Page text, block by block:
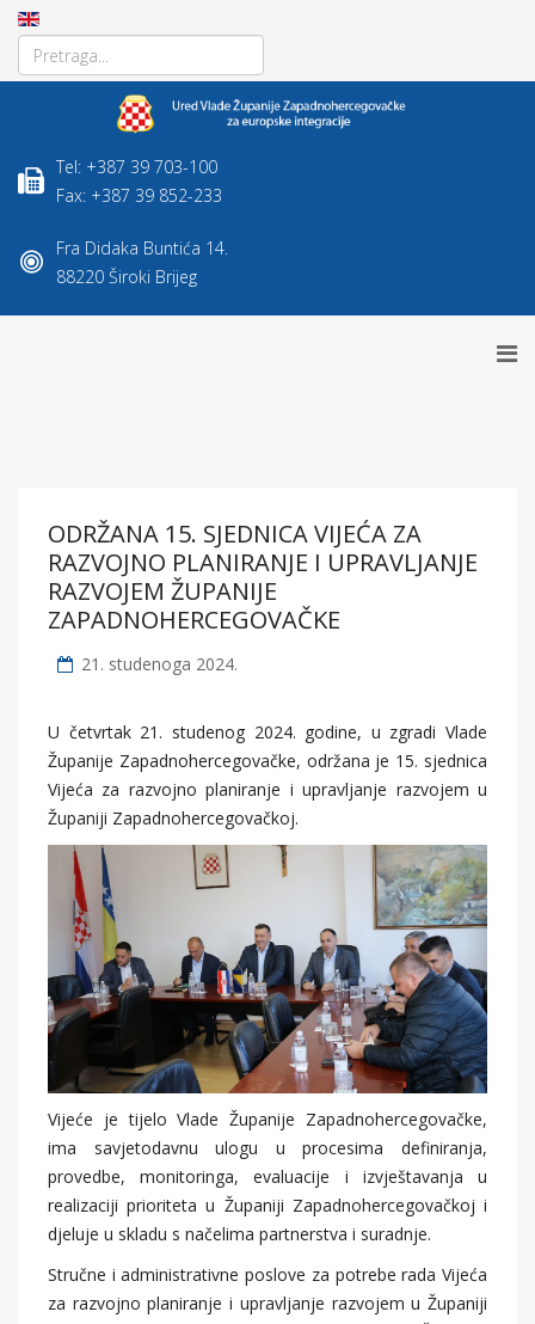
Tel: +387 39 703-100
Fax: +387 39 852-233
Fra Didaka Buntića 14.
88220 Široki Brijeg
ODRŽANA 15. SJEDNICA VIJEĆA ZA
RAZVOJNO PLANIRANJE I UPRAVLJANJE
RAZVOJEM ŽUPANIJE
ZAPADNOHERCEGOVAČKE
21. studenoga 2024.
U četvrtak 21. studenog 2024. godine, u zgradi Vlade
Županije Zapadnohercegovačke, održana je 15. sjednica
Vijeća za razvojno planiranje i upravljanje razvojem u
Županiji Zapadnohercegovačkoj.
Vijeće je tijelo Vlade Županije Zapadnohercegovačke,
ima savjetodavnu ulogu u procesima definiranja,
provedbe, monitoringa, evaluacije i izvještavanja u
realizaciji prioriteta u Županiji Zapadnohercegovačkoj i
djeluje u skladu s načelima partnerstva i suradnje.
Stručne i administrativne poslove za potrebe rada Vijeća
za razvojno planiranje i upravljanje razvojem u Županiji